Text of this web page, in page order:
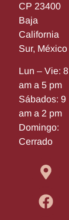
CP 23400
Baja
California
Sur, México
Lun – Vie: 8
am a 5 pm
Sábados: 9
am a 2 pm
Domingo:
Cerrado